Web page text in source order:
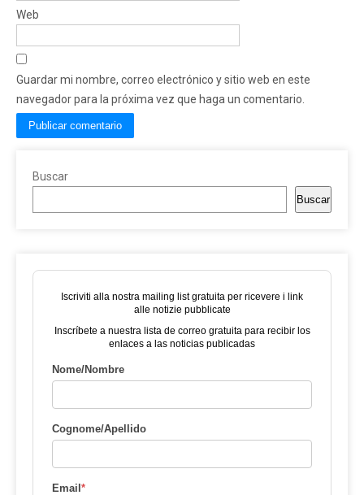
Web
Guardar mi nombre, correo electrónico y sitio web en este
navegador para la próxima vez que haga un comentario.
Buscar
Buscar
Iscriviti alla nostra mailing list gratuita per ricevere i link
alle notizie pubblicate
Inscríbete a nuestra lista de correo gratuita para recibir los
enlaces a las noticias publicadas
Nome/Nombre
Cognome/Apellido
Email*